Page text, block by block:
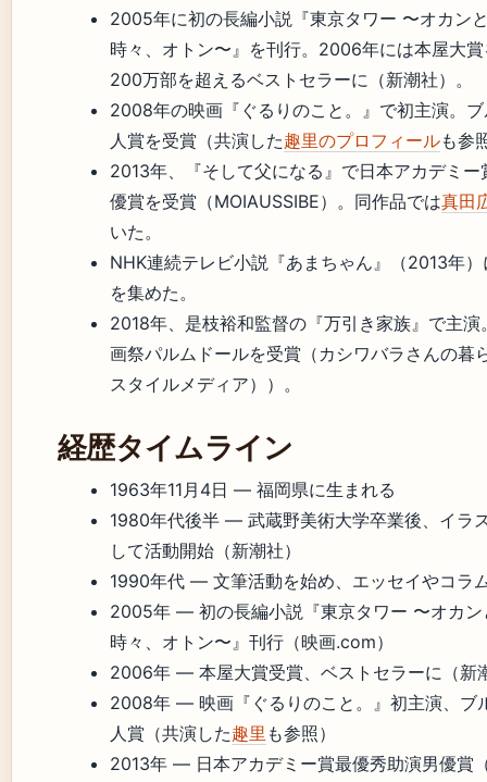
2005年に初の長編小説『東京タワー 〜オカン
時々、オトン〜』を刊行。2006年には本屋大
200万部を超えるベストセラーに（新潮社）。
2008年の映画『ぐるりのこと。』で初主演。
人賞を受賞（共演した趣里のプロフィールも参
2013年、『そして父になる』で日本アカデミー
優賞を受賞（MOIAUSSIBE）。同作品では真田
いた。
NHK連続テレビ小説『あまちゃん』（2013年
を集めた。
2018年、是枝裕和監督の『万引き家族』で主演
画祭パルムドールを受賞（カシワバラさんの暮
スタイルメディア））。
経歴タイムライン
1963年11月4日 — 福岡県に生まれる
1980年代後半 — 武蔵野美術大学卒業後、イラ
して活動開始（新潮社）
1990年代 — 文筆活動を始め、エッセイやコラ
2005年 — 初の長編小説『東京タワー 〜オカン
時々、オトン〜』刊行（映画.com）
2006年 — 本屋大賞受賞、ベストセラーに（新
2008年 — 映画『ぐるりのこと。』初主演、ブ
人賞（共演した趣里 も参照）
2013年 — 日本アカデミー賞最優秀助演男優賞